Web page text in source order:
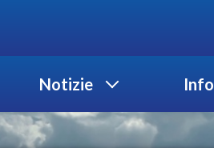
Notizie Info